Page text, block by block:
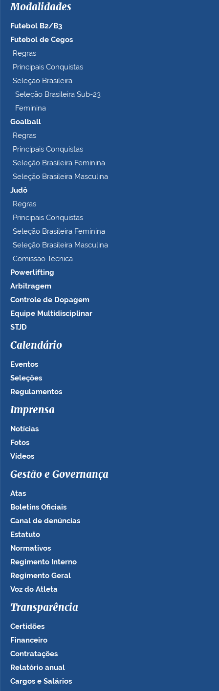
Modalidades
Futebol B2/B3
Futebol de Cegos
Regras
Principais Conquistas
Seleção Brasileira
Seleção Brasileira Sub-23
Feminina
Goalball
Regras
Principais Conquistas
Seleção Brasileira Feminina
Seleção Brasileira Masculina
Judô
Regras
Principais Conquistas
Seleção Brasileira Feminina
Seleção Brasileira Masculina
Comissão Técnica
Powerlifting
Arbitragem
Controle de Dopagem
Equipe Multidisciplinar
STJD
Calendário
Eventos
Seleções
Regulamentos
Imprensa
Notícias
Fotos
Vídeos
Gestão e Governança
Atas
Boletins Oficiais
Canal de denúncias
Estatuto
Normativos
Regimento Interno
Regimento Geral
Voz do Atleta
Transparência
Certidões
Financeiro
Contratações
Relatório anual
Cargos e Salários